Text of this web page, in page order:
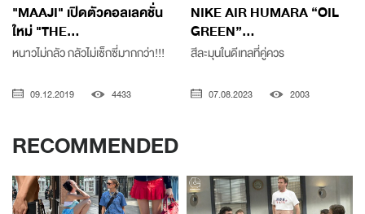
"MAAJI" เปิดตัวคอลเลคชั่น
ใหม่ "THE...
หนาวไม่กลัว กลัวไม่เซ็กซี่มากกว่า!!!
09.12.2019 4433
NIKE AIR HUMARA “OIL
GREEN”...
สีละมุนในดีเทลที่คู่ควร
07.08.2023 2003
RECOMMENDED